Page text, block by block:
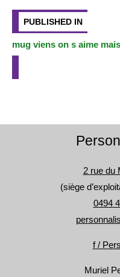
o
o
k
g
er
n
k
l’article
PUBLISHED IN
mug viens on s aime
2 rue du
(siège
0494
f /
Muriel